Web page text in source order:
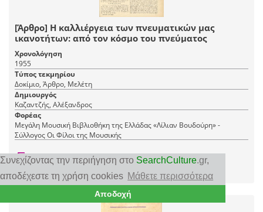
Συνεχίζοντας την περιήγηση στο SearchCulture.gr,
αποδέχεστε τη χρήση cookies Μάθετε περισσότερα
Αποδοχή
[Άρθρο] Η καλλιέργεια των πνευματικών μας
ικανοτήτων: από τον κόσμο του πνεύματος
Χρονολόγηση
1955
Τύπος τεκμηρίου
Δοκίμιο, Άρθρο, Μελέτη
Δημιουργός
Καζαντζής, Αλέξανδρος
Φορέας
Μεγάλη Μουσική Βιβλιοθήκη της Ελλάδας «Λίλιαν Βουδούρη» -
Σύλλογος Οι Φίλοι της Μουσικής
1 PDF
RDF
| CC BY-NC 4.0